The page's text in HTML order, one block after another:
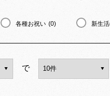
各種お祝い (0) 新生
で